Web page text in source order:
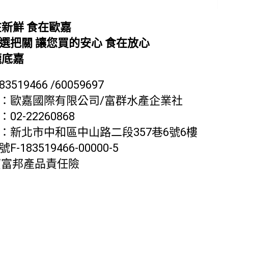
鮮 食在歐嘉
把關 讓您買的安心 食在放心
嘉
/60059697
歐嘉國際有限公司/富群水產企業社
02-22260868
新北市中和區中山路二段357巷6號6樓
F-183519466-00000-5
邦產品責任險